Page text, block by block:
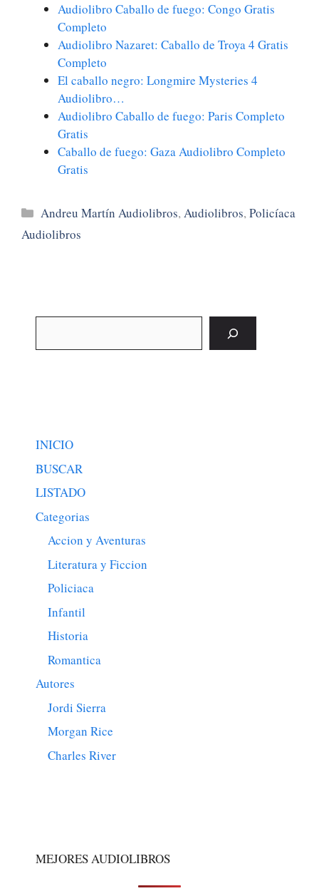
Audiolibro Caballo de fuego: Congo Gratis
Completo
Audiolibro Nazaret: Caballo de Troya 4 Gratis
Completo
El caballo negro: Longmire Mysteries 4
Audiolibro…
Audiolibro Caballo de fuego: Paris Completo
Gratis
Caballo de fuego: Gaza Audiolibro Completo
Gratis
Categorías
Andreu Martín Audiolibros,Audiolibros,Policíaca
Audiolibros
INICIO
BUSCAR
LISTADO
Categorias
Accion y Aventuras
Literatura y Ficcion
Policiaca
Infantil
Historia
Romantica
Autores
Jordi Sierra
Morgan Rice
Charles River
MEJORES AUDIOLIBROS